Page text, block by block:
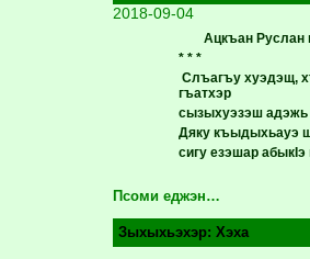
2018-09-04
Ацкъан Руслан
* * *
Слъагъу хуэдэщ,
гъатхэр
сызыхуэзэш
Дяку къыдыхьауэ
сигу езэшар
Псоми еджэн…
Зыхыхьэхэр:Хэха